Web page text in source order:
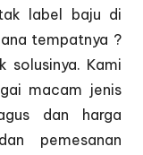
label baju di
tempatnya ?
solusinya. Kami
macam jenis
dan harga
pemesanan